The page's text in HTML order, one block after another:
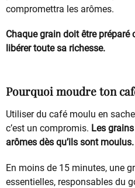
compromettra les arômes.
Chaque grain doit être préparé
libérer toute sa richesse.
Pourquoi moudre ton
Utiliser du café moulu en
c’est un compromis. Les
arômes dès qu’ils sont moulus.
En moins de 15 minutes, une
essentielles, responsables du